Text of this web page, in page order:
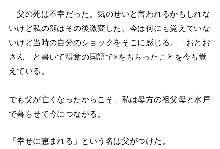
父の死は不幸だった。気のせいと言われるかもしれな
いけど私の顔はその後激変した。今は何にも覚えていな
いけど当時の自分のショックをそこに感じる。「おとお
さん」と書いて得意の国語で×をもらったことを今も覚
えている。
でも父が亡くなったからこそ、私は母方の祖父母と水戸
で暮らせて今につながる。
「幸せに恵まれる」という名は父がつけた。